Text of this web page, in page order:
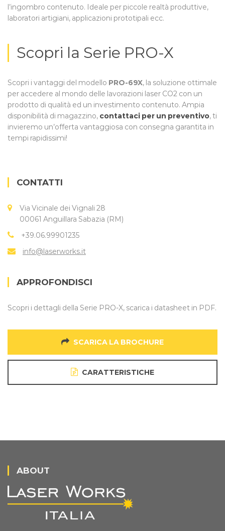
l’ingombro contenuto. Ideale per piccole realtà produttive,
laboratori artigiani, applicazioni prototipali ecc.
Scopri la Serie PRO-X
Scopri i vantaggi del modello PRO-69X , la soluzione ottimale
per accedere al mondo delle lavorazioni laser CO2 con un
prodotto di qualità ed un investimento contenuto. Ampia
disponibilità di magazzino, contattaci per un preventivo , ti
invieremo un’offerta vantaggiosa con consegna garantita in
tempi rapidissimi!
CONTATTI
Via Vicinale dei Vignali 28
00061 Anguillara Sabazia (RM)
+39.06.99901235
info@laserworks.it
APPROFONDISCI
Scopri i dettagli della Serie PRO-X, scarica i datasheet in PDF.
SCARICA LA BROCHURE
CARATTERISTICHE
ABOUT